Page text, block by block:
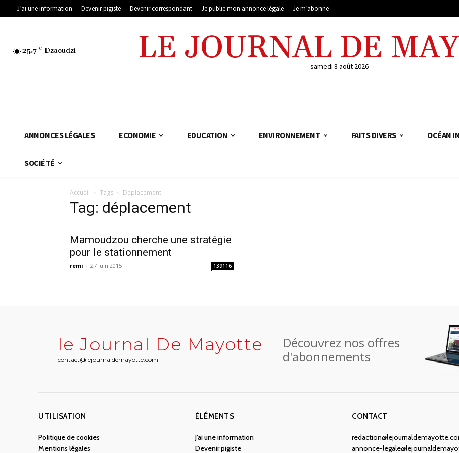
J’ai une information Devenir pigiste Devenir correspondant Je publie mon annonce légale Je m’abonne
25.7 C Dzaoudzi LE JOURNAL DE
samedi 8 août 2026
ANNONCES LÉGALES ECONOMIE EDUCATION ENVIRONNEMENT FAITS DIVERS OCÉAN
SOCIÉTÉ
Accueil Tags Déplacement
Tag: déplacement
Mamoudzou cherche une stratégie
pour le stationnement
remi - 27 juin 2015 139116
le Journal De Mayotte
contact@lejournaldemayotte.com
Découvrez nos offres
d'abonnements
UTILISATION
Politique de cookies
Mentions légales
ÉLÉMENTS
J’ai une information
Devenir pigiste
CONTACT
annonce-